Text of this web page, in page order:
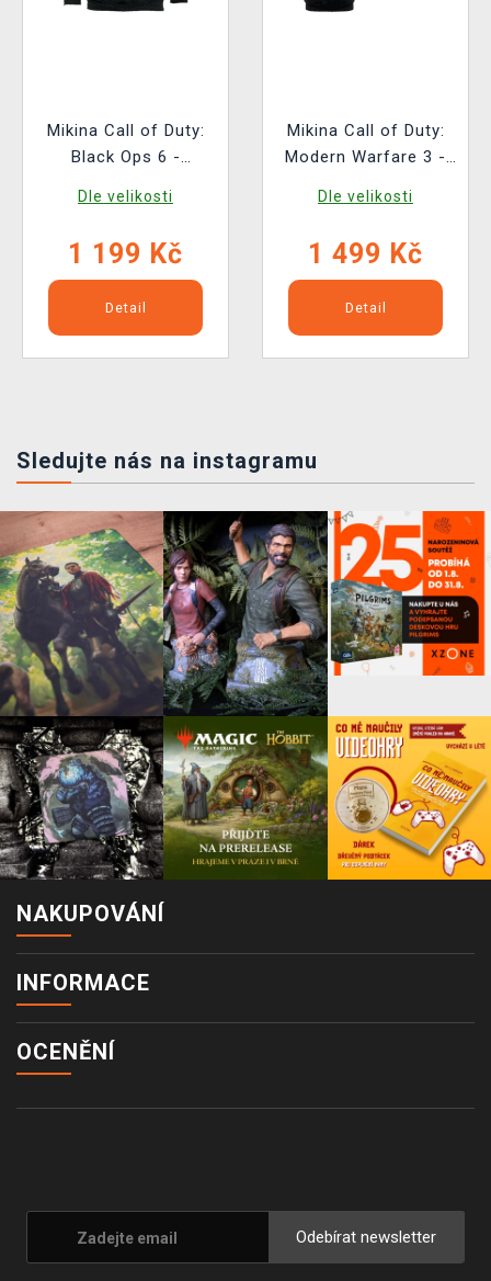
Mikina Call of Duty:
Black Ops 6 -
Dle velikosti
1 199 Kč
Detail
Mikina Call of Duty:
Modern Warfare 3 -
Dle velikosti
1 499 Kč
Detail
Sledujte nás na instagramu
NAKUPOVÁNÍ
INFORMACE
OCENĚNÍ
Odebírat newsletter